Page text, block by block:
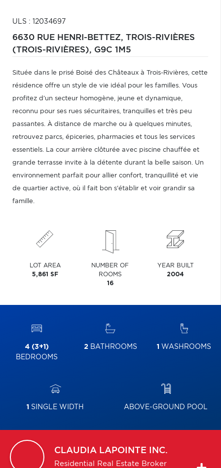
ULS : 12034697
6630 RUE HENRI-BETTEZ, TROIS-RIVIÈRES
(TROIS-RIVIÈRES), G9C 1M5
Située dans le prisé Boisé des Châteaux à Trois-Rivières, cette
résidence offre un style de vie idéal pour les familles. Vous
profitez d'un secteur homogène, jeune et dynamique,
reconnu pour ses rues sécuritaires, tranquilles et très peu
passantes. À distance de marche ou à quelques minutes,
retrouvez parcs, épiceries, pharmacies et tous les services
essentiels. La cour arrière clôturée avec piscine chauffée et
grande terrasse invite à la détente durant la belle saison. Un
environnement parfait pour allier confort, tranquillité et vie
de quartier active, où il fait bon s'établir et voir grandir sa
famille.
LOT AREA
5,861 SF
NUMBER OF
ROOMS
16
YEAR BUILT
2004
4 (3+1)
BEDROOMS
2BATHROOMS 1 WASHROOMS
1 SINGLE WIDTH ABOVE-GROUND POOL
CLAUDIA LAPOINTE INC.
Residential Real Estate Broker